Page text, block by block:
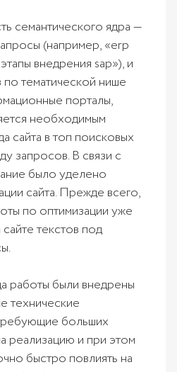
семантического ядра —
(например, «erp
внедрения sap»), и
тематической нише
порталы,
необходимым
сайта в топ поисковых
запросов. В связи с
было уделено
сайта. Прежде всего,
по оптимизации уже
текстов под
работы были внедрены
технические
больших
реализацию и при этом
быстро повлиять на